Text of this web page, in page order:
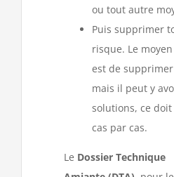
ou tout autre
Puis supprimer
risque. Le
est de
mais il peut y
solutions, ce
cas par cas.
Le Dossier Technique